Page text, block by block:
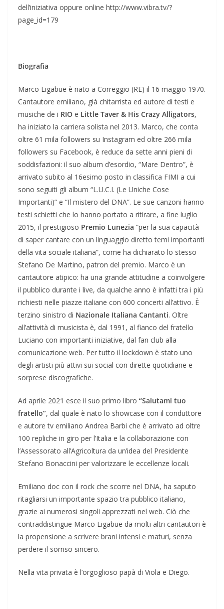
dell’iniziativa oppure online http://www.vibra.tv/?
page_id=179
Biografia
Marco Ligabue è nato a Correggio (RE) il 16 maggio 1970.
Cantautore emiliano, già chitarrista ed autore di testi e
musiche de i RIO e Little Taver & His Crazy Alligators,
ha iniziato la carriera solista nel 2013. Marco, che conta
oltre 61 mila followers su Instagram ed oltre 266 mila
followers su Facebook, è reduce da sette anni pieni di
soddisfazioni: il suo album d’esordio, “Mare Dentro”, è
arrivato subito al 16esimo posto in classifica FIMI a cui
sono seguiti gli album “L.U.C.I. (Le Uniche Cose
Importanti)” e “Il mistero del DNA”. Le sue canzoni hanno
testi schietti che lo hanno portato a ritirare, a fine luglio
2015, il prestigioso Premio Lunezia “per la sua capacità
di saper cantare con un linguaggio diretto temi importanti
della vita sociale italiana”, come ha dichiarato lo stesso
Stefano De Martino, patron del premio. Marco è un
cantautore atipico: ha una grande attitudine a coinvolgere
il pubblico durante i live, da qualche anno è infatti tra i più
richiesti nelle piazze italiane con 600 concerti all’attivo. È
terzino sinistro di Nazionale Italiana Cantanti. Oltre
all’attività di musicista è, dal 1991, al fianco del fratello
Luciano con importanti iniziative, dal fan club alla
comunicazione web. Per tutto il lockdown è stato uno
degli artisti più attivi sui social con dirette quotidiane e
sorprese discografiche.
Ad aprile 2021 esce il suo primo libro “Salutami tuo
fratello”, dal quale è nato lo showcase con il conduttore
e autore tv emiliano Andrea Barbi che è arrivato ad oltre
100 repliche in giro per l’Italia e la collaborazione con
l’Assessorato all’Agricoltura da un’idea del Presidente
Stefano Bonaccini per valorizzare le eccellenze locali.
Emiliano doc con il rock che scorre nel DNA, ha saputo
ritagliarsi un importante spazio tra pubblico italiano,
grazie ai numerosi singoli apprezzati nel web. Ciò che
contraddistingue Marco Ligabue da molti altri cantautori è
la propensione a scrivere brani intensi e maturi, senza
perdere il sorriso sincero.
Nella vita privata è l’orgoglioso papà di Viola e Diego.